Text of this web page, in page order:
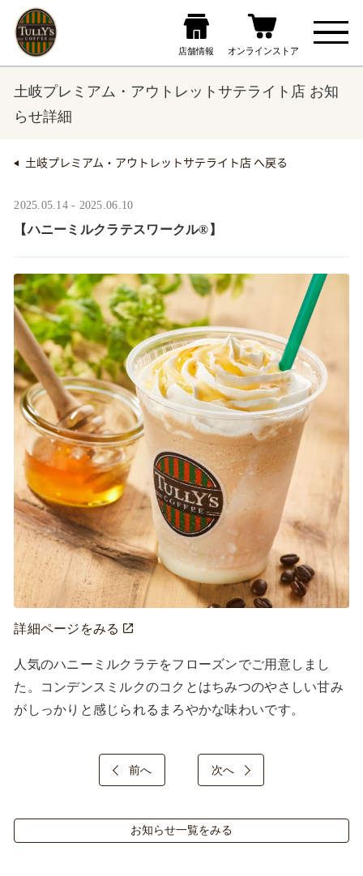
土岐プレミアム・アウトレットサテライト店 お知
らせ詳細
土岐プレミアム・アウトレットサテライト店 へ戻る
2025.05.14 - 2025.06.10
【ハニーミルクラテスワークル®】
詳細ページをみる
人気のハニーミルクラテをフローズンでご用意しまし
た。コンデンスミルクのコクとはちみつのやさしい甘み
がしっかりと感じられるまろやかな味わいです。
前へ 次へ
お知らせ一覧をみる